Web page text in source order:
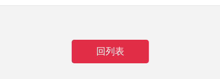
回列表